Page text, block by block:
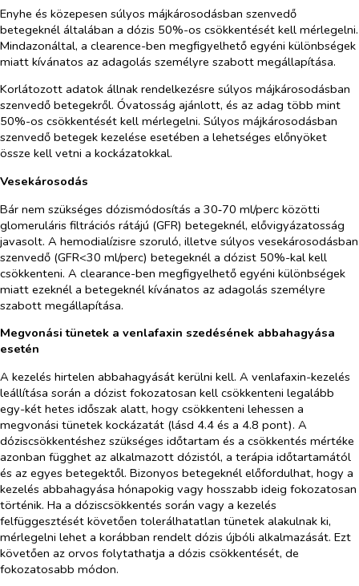
Enyhe és közepesen súlyos májkárosodásban szenvedő
betegeknél általában a dózis 50%-os csökkentését kell mérlegelni.
Mindazonáltal, a clearence-ben megfigyelhető egyéni különbségek
miatt kívánatos az adagolás személyre szabott megállapítása.
Korlátozott adatok állnak rendelkezésre súlyos májkárosodásban
szenvedő betegekről. Óvatosság ajánlott, és az adag több mint
50%-os csökkentését kell mérlegelni. Súlyos májkárosodásban
szenvedő betegek kezelése esetében a lehetséges előnyöket
össze kell vetni a kockázatokkal.
Vesekárosodás
Bár nem szükséges dózismódosítás a 30‑70 ml/perc közötti
glomeruláris filtrációs rátájú (GFR) betegeknél, elővigyázatosság
javasolt. A hemodialízisre szoruló, illetve súlyos vesekárosodásban
szenvedő (GFR<30 ml/perc) betegeknél a dózist 50%-kal kell
csökkenteni. A clearance-ben megfigyelhető egyéni különbségek
miatt ezeknél a betegeknél kívánatos az adagolás személyre
szabott megállapítása.
Megvonási tünetek a venlafaxin szedésének abbahagyása
esetén
A kezelés hirtelen abbahagyását kerülni kell. A venlafaxin-kezelés
leállítása során a dózist fokozatosan kell csökkenteni legalább
egy-két hetes időszak alatt, hogy csökkenteni lehessen a
megvonási tünetek kockázatát (lásd 4.4 és a 4.8 pont). A
dóziscsökkentéshez szükséges időtartam és a csökkentés mértéke
azonban függhet az alkalmazott dózistól, a terápia időtartamától
és az egyes betegektől. Bizonyos betegeknél előfordulhat, hogy a
kezelés abbahagyása hónapokig vagy hosszabb ideig fokozatosan
történik. Ha a dóziscsökkentés során vagy a kezelés
felfüggesztését követően tolerálhatatlan tünetek alakulnak ki,
mérlegelni lehet a korábban rendelt dózis újbóli alkalmazását. Ezt
követően az orvos folytathatja a dózis csökkentését, de
fokozatosabb módon.